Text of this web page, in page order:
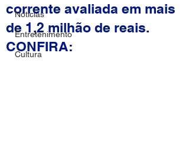
Notícias
Entretenimento
Cultura
corrente avaliada em mais
de 1,2 milhão de reais.
CONFIRA: